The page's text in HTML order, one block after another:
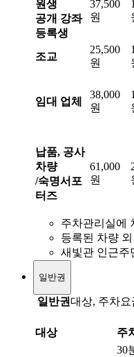
원생
공개 강좌
등록생
37,500
원
조교
25,500
원
임대 업체
38,000
원
납품, 공사
차량
/숙명서포
터즈
61,000
원
주차관리실에
등록된 차량
새빛관 인근주
일반권
일반권대상, 주차
대상
주
30